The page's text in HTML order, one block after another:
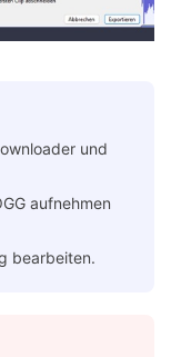
und
aufnehmen
bearbeiten.